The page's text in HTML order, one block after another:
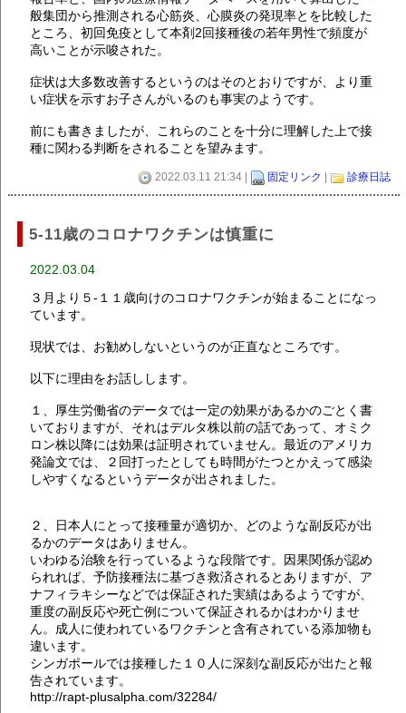
般集団から推測される心筋炎、心膜炎の発現率とを比較した
ところ、初回免疫として本剤2回接種後の若年男性で頻度が
高いことが示唆された。
症状は大多数改善するというのはそのとおりですが、より重
い症状を示すお子さんがいるのも事実のようです。
前にも書きましたが、これらのことを十分に理解した上で接
種に関わる判断をされることを望みます。
2022.03.11 21:34 | 固定リンク 診療日誌
5-11歳のコロナワクチンは慎重に
2022.03.04
３月より５-１１歳向けのコロナワクチンが始まることになっ
ています。
現状では、お勧めしないというのが正直なところです。
以下に理由をお話しします。
１、厚生労働省のデータでは一定の効果があるかのごとく書
いておりますが、それはデルタ株以前の話であって、オミク
ロン株以降には効果は証明されていません。最近のアメリカ
発論文では、２回打ったとしても時間がたつとかえって感染
しやすくなるというデータが出されました。
２、日本人にとって接種量が適切か、どのような副反応が出
るかのデータはありません。
いわゆる治験を行っているような段階です。因果関係が認め
られれば、予防接種法に基づき救済されるとありますが、ア
ナフィラキシーなどでは保証された実績はあるようですが、
重度の副反応や死亡例について保証されるかはわかりませ
ん。成人に使われているワクチンと含有されている添加物も
違います。
シンガポールでは接種した１０人に深刻な副反応が出たと報
告されています。
http://rapt-plusalpha.com/32284/